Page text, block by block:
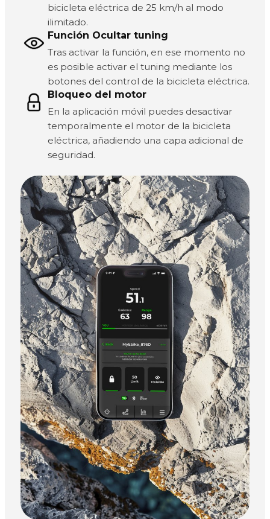
bicicleta eléctrica de 25 km/h al modo
ilimitado.
Función Ocultar tuning
Tras activar la función, en ese momento no
es posible activar el tuning mediante los
botones del control de la bicicleta eléctrica.
Bloqueo del motor
En la aplicación móvil puedes desactivar
temporalmente el motor de la bicicleta
eléctrica, añadiendo una capa adicional de
seguridad.